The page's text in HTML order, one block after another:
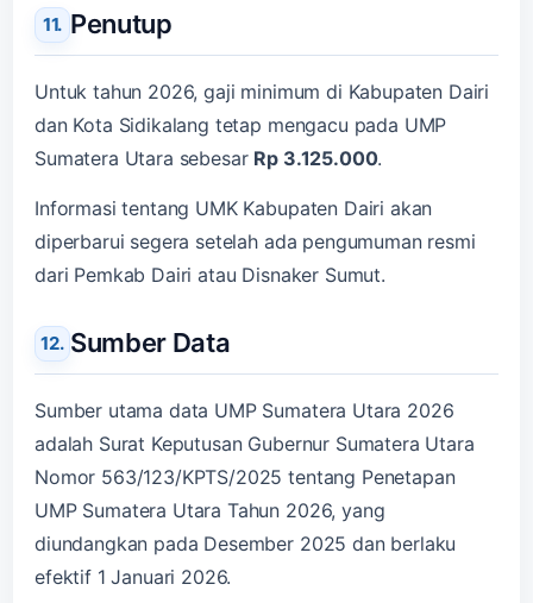
Penutup
Untuk tahun 2026, gaji minimum di Kabupaten Dairi
dan Kota Sidikalang tetap mengacu pada UMP
Sumatera Utara sebesar Rp 3.125.000.
Informasi tentang UMK Kabupaten Dairi akan
diperbarui segera setelah ada pengumuman resmi
dari Pemkab Dairi atau Disnaker Sumut.
Sumber Data
Sumber utama data UMP Sumatera Utara 2026
adalah Surat Keputusan Gubernur Sumatera Utara
Nomor 563/123/KPTS/2025 tentang Penetapan
UMP Sumatera Utara Tahun 2026, yang
diundangkan pada Desember 2025 dan berlaku
efektif 1 Januari 2026.